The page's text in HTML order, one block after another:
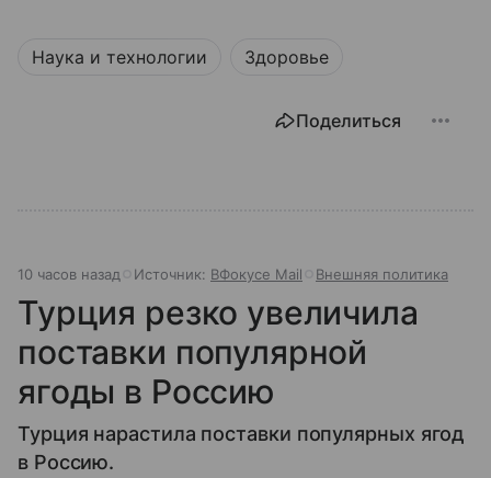
Наука и технологии Здоровье
Поделиться
10 часов назад Источник: ВФокусе Mail Внешняя политика
Турция резко увеличила
поставки популярной
ягоды в Россию
Турция нарастила поставки популярных ягод
в Россию.